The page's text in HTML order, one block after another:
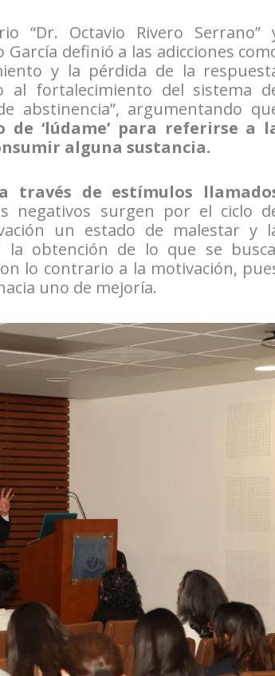
“Dr. Octavio Rivero Serrano”
definió a las adicciones
y la pérdida de la
al fortalecimiento del sistema
abstinencia”, argumentando
‘lúdame’ para referirse a
alguna sustancia.
través de estímulos
negativos surgen por el ciclo
un estado de malestar y
la obtención de lo que se
lo contrario a la motivación,
uno de mejoría.